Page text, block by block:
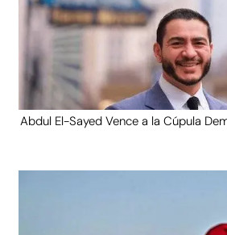
Abdul El-Sayed Vence a la Cúpula